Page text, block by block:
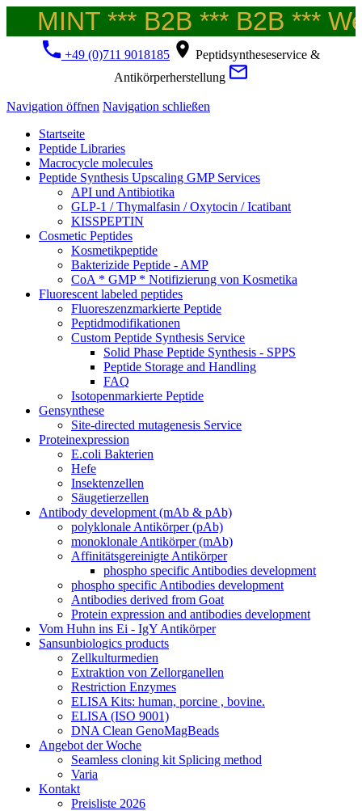
MINT *** B2B *** B2B ***
+49 (0)711 9018185
Peptidsyntheseservice &
Antikörperherstellung
Navigation öffnen Navigation schließen
Startseite
Peptide Libraries
Macrocycle molecules
Peptide Synthesis Upscaling GMP Services
API und Antibiotika
GLP-1 / Thymalfasin / Oxytocin / Icatibant
KISSPEPTIN
Cosmetic Peptides
Kosmetikpeptide
Bakterizide Peptide - AMP
CoA * GMP * Notifizierung von Kosmetika
Fluorescent labeled peptides
Fluoreszenzmarkierte Peptide
Peptidmodifikationen
Custom Peptide Synthesis Service
Solid Phase Peptide Synthesis - SPPS
Peptide Storage and Handling
FAQ
Isotopenmarkierte Peptide
Gensynthese
Site-directed mutagenesis Service
Proteinexpression
E.coli Bakterien
Hefe
Insektenzellen
Säugetierzellen
Antibody development (mAb & pAb)
polyklonale Antikörper (pAb)
monoklonale Antikörper (mAb)
Affinitätsgereinigte Antikörper
phospho specific Antibodies development
phospho specific Antibodies development
Antibodies derived from Goat
Protein expression and antibodies development
Vom Huhn ins Ei - IgY Antikörper
Sansunbiologics products
Zellkulturmedien
Extraktion von Zellorganellen
Restriction Enzymes
ELISA Kits: human, porcine , bovine.
ELISA (ISO 9001)
DNA Clean GenoMagBeads
Angebot der Woche
Seamless cloning kit Splicing method
Varia
Kontakt
Preisliste 2026